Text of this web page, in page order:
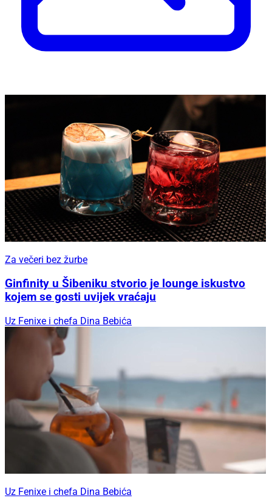
Za večeri bez žurbe
Ginfinity u Šibeniku stvorio je lounge iskustvo
kojem se gosti uvijek vraćaju
Uz Fenixe i chefa Dina Bebića
Uz Fenixe i chefa Dina Bebića